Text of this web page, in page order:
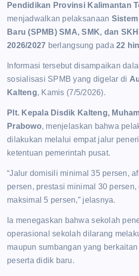
Pendidikan Provinsi Kalimantan
menjadwalkan pelaksanaan
Baru (SPMB) SMA, SMK, dan
2026/2027 berlangsung pada22
Informasi tersebut disampaikan
sosialisasi SPMB yang digelar di
Kalteng, Kamis (7/5/2026).
Plt. Kepala Disdik Kalteng,
Prabowo, menjelaskan bahwa
dilakukan melalui empat jalur
ketentuan pemerintah pusat.
“Jalur domisili minimal 35 persen,
persen, prestasi minimal 30 persen,
maksimal 5 persen,” jelasnya.
Ia menegaskan bahwa sekolah
operasional sekolah dilarang
maupun sumbangan yang
peserta didik baru.